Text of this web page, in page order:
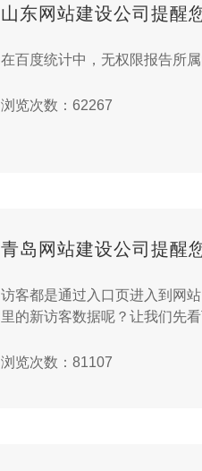
山东网站建设公司提醒
浏览次数：62267
青岛网站建设公司提醒
访客都是通过入口页进入到网
里的新访客数据呢？让我们先
浏览次数：81107